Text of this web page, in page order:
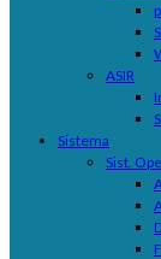
ASIR
Sistema
Sist.